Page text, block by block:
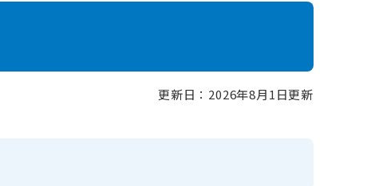
更新日：2026年8月1日更新